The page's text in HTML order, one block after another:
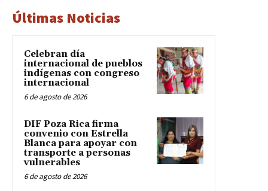
Últimas Noticias
Celebran día
internacional de pueblos
indígenas con congreso
internacional
6 de agosto de 2026
DIF Poza Rica firma
convenio con Estrella
Blanca para apoyar con
transporte a personas
vulnerables
6 de agosto de 2026